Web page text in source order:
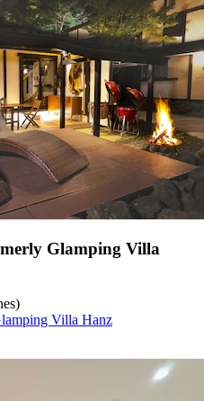
Glamping Villa
Villa Hanz